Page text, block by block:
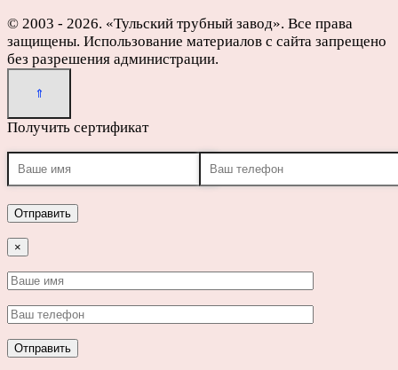
© 2003 - 2026. «Тульский трубный завод». Все права
защищены. Использование материалов с сайта запрещено
без разрешения администрации.
Получить сертификат
×